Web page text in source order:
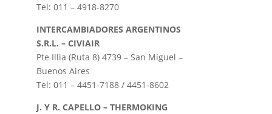
Tel: 011 – 4918-8270
INTERCAMBIADORES ARGENTINOS
S.R.L. – CIVIAIR
Pte Illia (Ruta 8) 4739 – San Miguel –
Buenos Aires
Tel: 011 – 4451-7188 / 4451-8602
J. Y R. CAPELLO – THERMOKING